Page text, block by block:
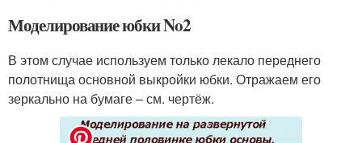
Моделирование юбки No2
В этом случае используем только лекало переднего
полотнища основной выкройки юбки. Отражаем его
зеркально на бумаге – см. чертёж.